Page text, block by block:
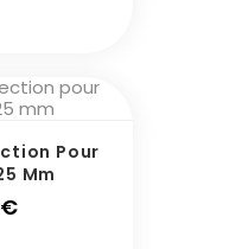
Pour
Mm
Prix